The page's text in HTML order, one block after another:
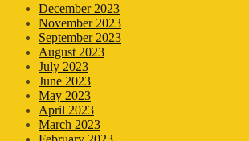
December 2023
November 2023
September 2023
August 2023
July 2023
June 2023
May 2023
April 2023
March 2023